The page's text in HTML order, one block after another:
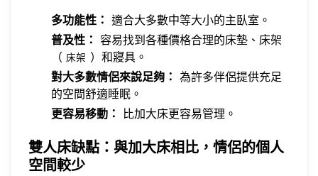
多功能性： 適合大多數中等大小的主臥室。
普及性： 容易找到各種價格合理的床墊、床架
（ 床架 ）和寢具。
對大多數情侶來說足夠： 為許多伴侶提供充足
的空間舒適睡眠。
更容易移動：
比加大床更容易管理。
雙人床缺點：與加大床相比，情侶的個人
空間較少